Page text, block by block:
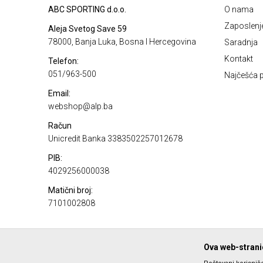
ABC SPORTING d.o.o.
Aleja Svetog Save 59
78000, Banja Luka, Bosna I Hercegovina
Telefon:
051/963-500
Email:
webshop@alp.ba
Račun
Unicredit Banka 3383502257012678
PIB:
4029256000038
Matični broj:
7101002808
O nama
Saradnja
Kontakt
Najčešća
Ova web-